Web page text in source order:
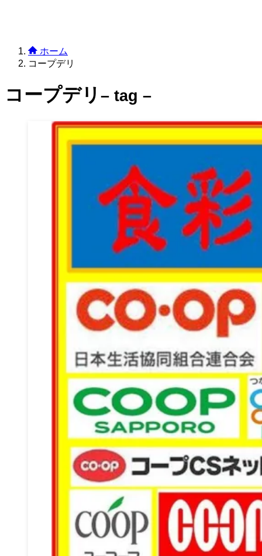
ホーム
コープデリ
コープデリ – tag –